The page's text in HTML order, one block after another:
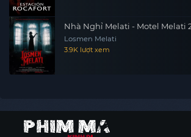
Nhà Nghỉ Melati - Motel Melati
Losmen Melati
3.9K lượt xem